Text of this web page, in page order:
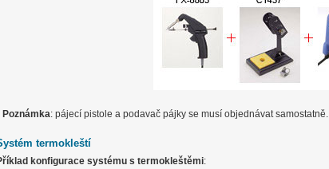
Poznámka: pájecí pistole a podavač pájky se musí objednávat samostatně.
termokleští
konfigurace systému s termokleštěmi: